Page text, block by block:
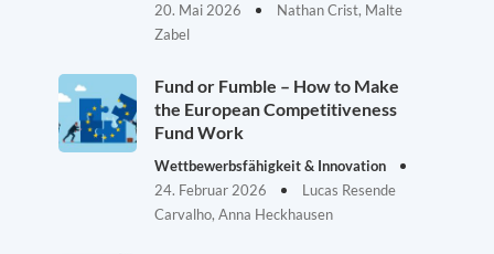
20. Mai 2026
Nathan Crist, Malte
Zabel
Fund or Fumble – How to Make
the European Competitiveness
Fund Work
Wettbewerbsfähigkeit & Innovation
24. Februar 2026
Lucas Resende
Carvalho, Anna Heckhausen